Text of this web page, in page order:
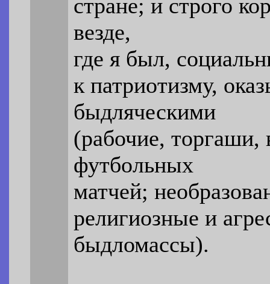
стране; и строго
везде,
где я был,
к патриотизму,
быдляческими
(рабочие,
футбольных
матчей;
религиозные и
быдломассы).